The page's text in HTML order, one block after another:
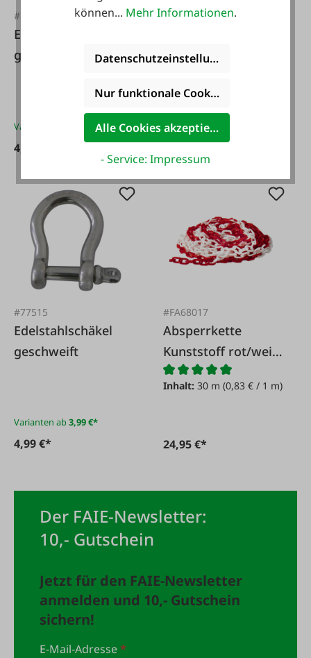
#77513
Edelstahl-Schäkel
gerade
Varianten ab 3,99 €*
4,99 €*
#FA3154
klein
#77515
Edelstahlschäkel
geschweift
Varianten ab3,99 €*
4,99 €*
#FA68017
Absperrkette
Kunststoff rot/weiß
6 mm Länge 30 m
Inhalt:30 m(0,83 € / 1 m)
24,95 €*
Der FAIE-Newsletter:
10,- Gutschein
Jetzt für den FAIE-Newsletter
anmelden und 10,- Gutschein
sichern!
E-Mail-Adresse*
können... Mehr Informationen.
Datenschutzeinstellungen
Nur funktionale Cookies akzeptieren
Alle Cookies akzeptieren
- Service: Impressum